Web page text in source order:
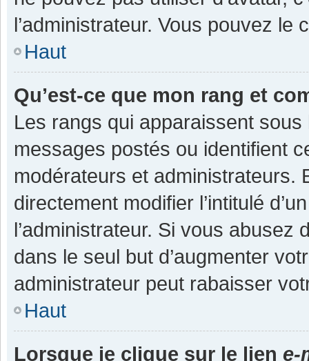
l’administrateur. Vous pouvez
Haut
Qu’est-ce que mon rang et
Les rangs qui apparaissent
messages postés ou identifient
modérateurs et administrateurs.
directement modifier l’intitulé
l’administrateur. Si vous
dans le seul but d’augmenter
administrateur peut rabaisser
Haut
Lorsque je clique sur le lien e-